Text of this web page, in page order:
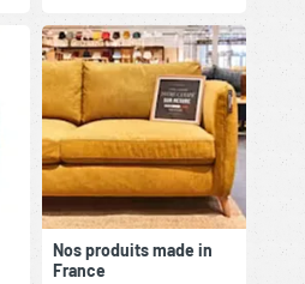
Nos produits made in
France